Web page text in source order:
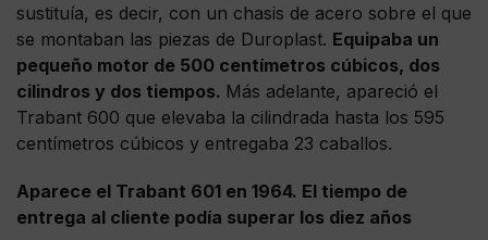
sustituía, es decir, con un chasis de acero sobre el que
se montaban las piezas de Duroplast. Equipaba un
pequeño motor de 500 centímetros cúbicos, dos
cilindros y dos tiempos. Más adelante, apareció el
Trabant 600 que elevaba la cilindrada hasta los 595
centímetros cúbicos y entregaba 23 caballos.
Aparece el Trabant 601 en 1964. El tiempo de
entrega al cliente podía superar los diez años